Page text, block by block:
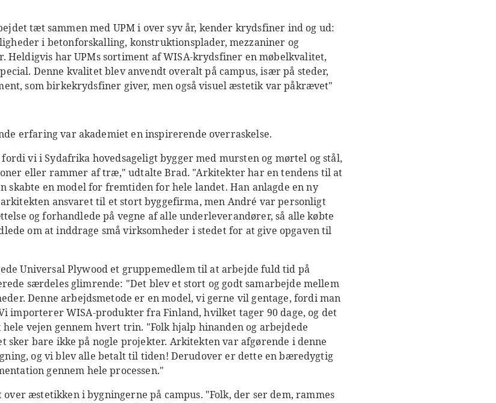
tæt sammen med UPM i over syv år, kender krydsfiner ind og ud:
i betonforskalling, konstruktionsplader, mezzaniner og
Heldigvis har UPMs sortiment af WISA-krydsfiner en møbelkvalitet,
Denne kvalitet blev anvendt overalt på campus, især på steder,
som birkekrydsfiner giver, men også visuel æstetik var påkrævet"
erfaring var akademiet en inspirerende overraskelse.
vi i Sydafrika hovedsageligt bygger med mursten og mørtel og stål,
eller rammer af træ," udtalte Brad. "Arkitekter har en tendens til at
skabte en model for fremtiden for hele landet. Han anlagde en ny
ansvaret til et stort byggefirma, men André var personligt
og forhandlede på vegne af alle underleverandører, så alle købte
om at inddrage små virksomheder i stedet for at give opgaven til
Universal Plywood et gruppemedlem til at arbejde fuld tid på
særdeles glimrende: "Det blev et stort og godt samarbejde mellem
Denne arbejdsmetode er en model, vi gerne vil gentage, fordi man
importerer WISA-produkter fra Finland, hvilket tager 90 dage, og det
vejen gennem hvert trin. "Folk hjalp hinanden og arbejdede
sker bare ikke på nogle projekter. Arkitekten var afgørende i denne
og vi blev alle betalt til tiden! Derudover er dette en bæredygtig
gennem hele processen."
æstetikken i bygningerne på campus. "Folk, der ser dem, rammes